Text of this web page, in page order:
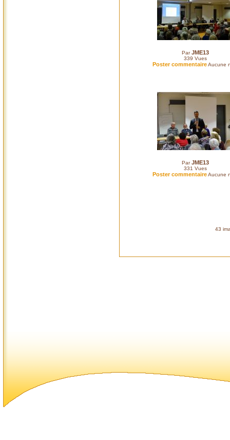
ParJME13
339 Vues
Poster commentaireAucune
ParJME13
331 Vues
Poster commentaireAucune
43